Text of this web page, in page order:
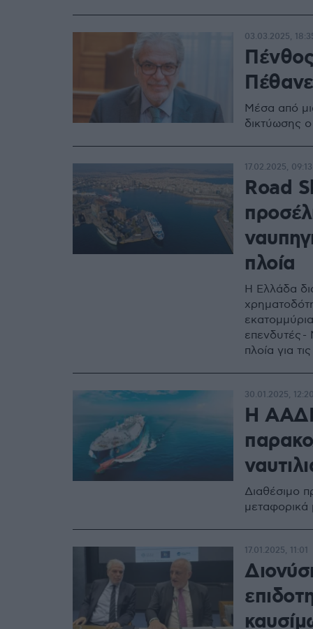
Μέσα από
δικτύωσης
03.03.2025,
Road
πλοία
Η Ελλάδα
επενδυτές
πλοία για
17.02.2025, 09:13
Η ΑΑΔΕ
Διαθέσιμο
μεταφορικά
30.01.2025, 12:20
17.01.2025, 11:01